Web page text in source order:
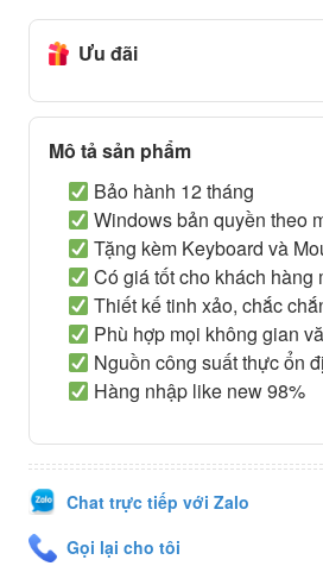
Ưu đãi
Mô tả sản phẩm
Bảo hành 12 tháng
Windows bản quyền theo
Tặng kèm Keyboard và
Có giá tốt cho khách hàng
Thiết kế tinh xảo, chắc
Phù hợp mọi không gian
Nguồn công suất thực ổn
Hàng nhập like new 98%
Chat trực tiếp với Zalo
Gọi lại cho tôi